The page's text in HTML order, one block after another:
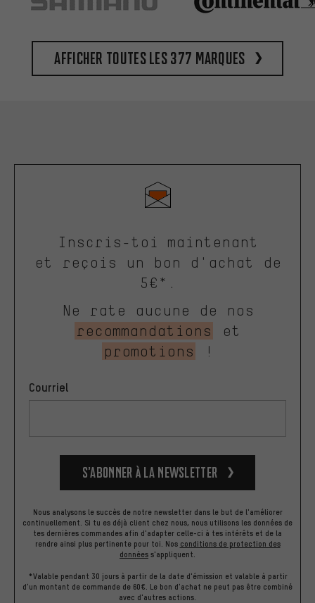
Afficher toutes les 377 marques
Inscris-toi maintenant
et reçois un bon d'achat de
5€*.
Ne rate aucune de nos
recommandations
et
promotions
!
Courriel
S’abonner à la newsletter
Nous analysons le succès de notre newsletter dans le but de l'améliorer
continuellement. Si tu es déjà client chez nous, nous utilisons les données de
tes dernières commandes afin d'adapter celle-ci à tes intérêts et de la
rendre ainsi plus pertinente pour toi. Nos conditions de protection des
données s'appliquent.
*Valable pendant 30 jours à partir de la date d'émission et valable à partir
d'un montant de commande de 60€. Le bon d'achat ne peut pas être combiné
avec d'autres actions.